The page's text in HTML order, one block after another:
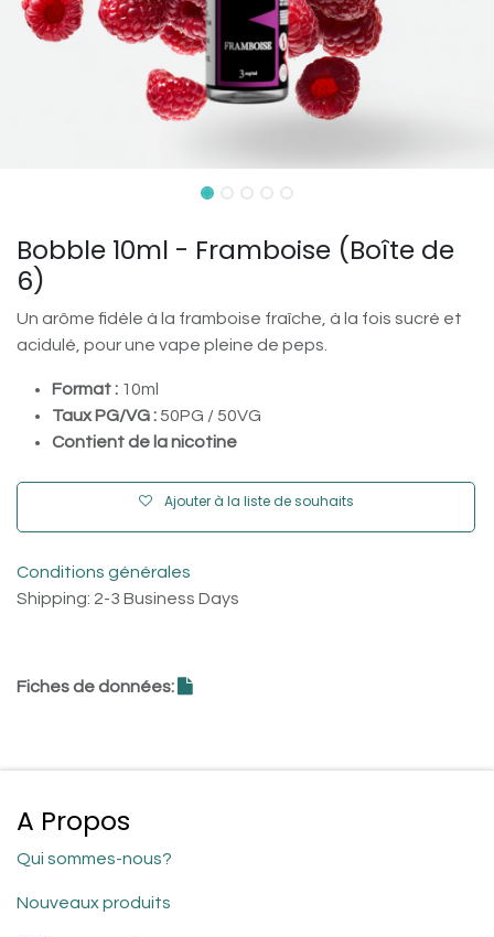
Bobble 10ml - Framboise (Boîte de
6)
Un arôme fidèle à la framboise fraîche, à la fois sucré et
acidulé, pour une vape pleine de peps.
Format : 10ml
Taux PG/VG :50PG / 50VG
Contient de la nicotine
Ajouter à la liste de souhaits
Conditions générales
Shipping: 2-3 Business Days
Fiches de données:
A Propos
Qui sommes-nous?
Nouveaux produits